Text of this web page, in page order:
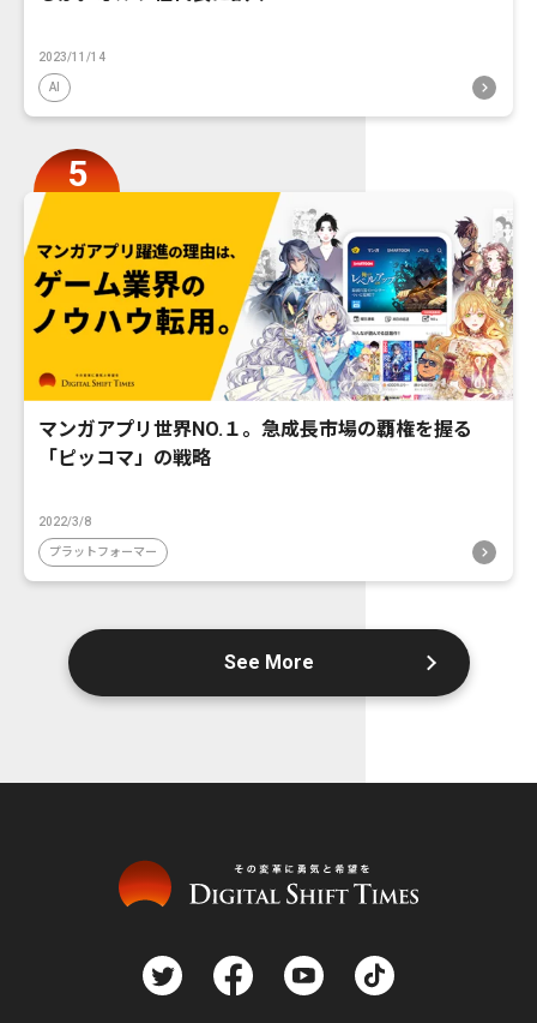
2023/11/14
AI
マンガアプリ世界NO.１。急成長市場の覇権を握る
「ピッコマ」の戦略
2022/3/8
プラットフォーマー
See More